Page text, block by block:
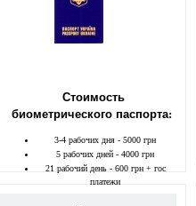
Стоимость
биометрического паспорта:
3-4 рабочих дня - 5000 грн
5 рабочих дней - 4000 грн
21 рабочий день - 600 грн + гос
платежи